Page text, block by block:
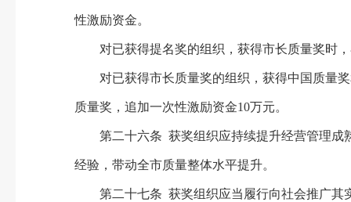
性激励资金。
对已获得提名奖的组织，获得市长质量奖时，
对已获得市长质量奖的组织，获得中国质量奖
质量奖，追加一次性激励资金10万元。
第二十六条 获奖组织应持续提升经营管理成
经验，带动全市质量整体水平提升。
第二十七条 获奖组织应当履行向社会推广其